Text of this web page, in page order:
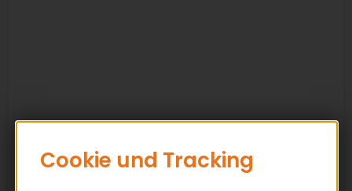
Cookie und Tracking